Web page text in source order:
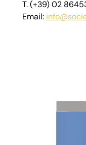
T. (+39) 02
Email: